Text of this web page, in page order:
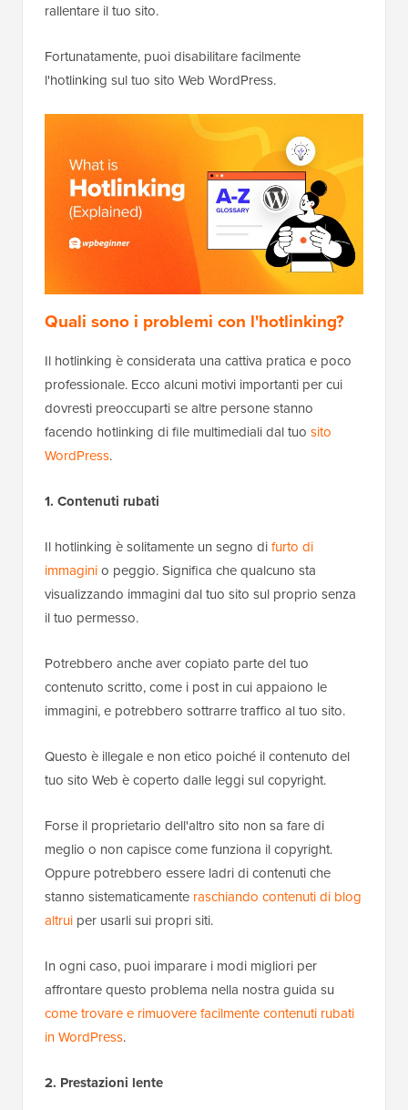
rallentare il tuo sito.
Fortunatamente, puoi disabilitare facilmente
l'hotlinking sul tuo sito Web WordPress.
Quali sono i problemi con l'hotlinking?
Il hotlinking è considerata una cattiva pratica e poco
professionale. Ecco alcuni motivi importanti per cui
dovresti preoccuparti se altre persone stanno
facendo hotlinking di file multimediali dal tuo sito
WordPress.
1. Contenuti rubati
Il hotlinking è solitamente un segno difurto di
immaginio peggio. Significa che qualcuno sta
visualizzando immagini dal tuo sito sul proprio senza
il tuo permesso.
Potrebbero anche aver copiato parte del tuo
contenuto scritto, come i post in cui appaiono le
immagini, e potrebbero sottrarre traffico al tuo sito.
Questo è illegale e non etico poiché il contenuto del
tuo sito Web è coperto dalle leggi sul copyright.
Forse il proprietario dell'altro sito non sa fare di
meglio o non capisce come funziona il copyright.
Oppure potrebbero essere ladri di contenuti che
stanno sistematicamente raschiando contenuti di blog
altrui per usarli sui propri siti.
In ogni caso, puoi imparare i modi migliori per
affrontare questo problema nella nostra guida su
come trovare e rimuovere facilmente contenuti rubati
in WordPress.
2. Prestazioni lente